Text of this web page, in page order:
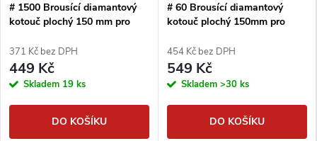
# 1500 Brousící diamantový
kotouč plochý 150 mm pro
371 Kč bez DPH
449 Kč
Skladem 19 ks
DO KOŠÍKU
# 60 Brousící diamantový
kotouč plochý 150mm pro
454 Kč bez DPH
549 Kč
Skladem >30 ks
DO KOŠÍKU